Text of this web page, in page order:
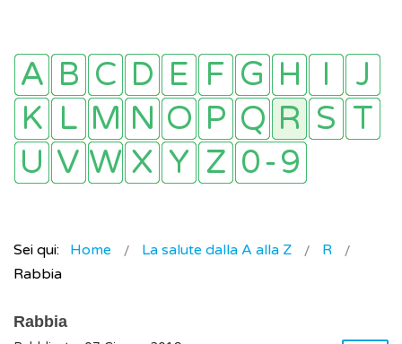
Sei qui: Home La salute dalla A alla Z
R
Rabbia
Rabbia